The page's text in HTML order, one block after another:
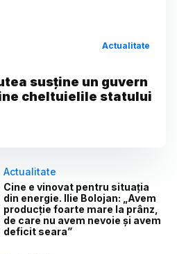
Actualitate
susține un guvern
cheltuielile statului
Actualitate
Cine e vinovat pentru situația
din energie. Ilie Bolojan: „Avem
producție foarte mare la prânz,
de care nu avem nevoie și avem
deficit seara”